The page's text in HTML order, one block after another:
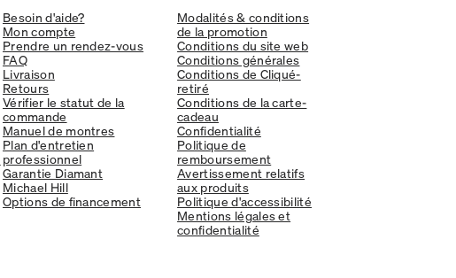
Besoin d'aide?
Mon compte
Prendre un rendez-vous
FAQ
Livraison
Retours
Vérifier le statut de la
commande
Manuel de montres
Plan d'entretien
professionnel
Garantie Diamant
Michael Hill
Options de financement
Modalités & conditions
de la promotion
Conditions du site web
Conditions générales
Conditions de Cliqué-
retiré
Conditions de la carte-
cadeau
Confidentialité
Politique de
remboursement
Avertissement relatifs
aux produits
Politique d'accessibilité
Mentions légales et
confidentialité